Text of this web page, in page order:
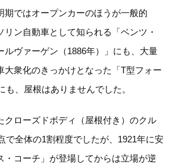
期ではオープンカーのほうが一般的
リン自動車として知られる「ベンツ・
ルヴァーゲン（1886年）」にも、大量
大衆化のきっかけとなった「T型フォー
も、屋根はありませんでした。
クローズドボディ（屋根付き）のクル
で全体の1割程度でしたが、1921年に安
・コーチ」が登場してからは立場が逆